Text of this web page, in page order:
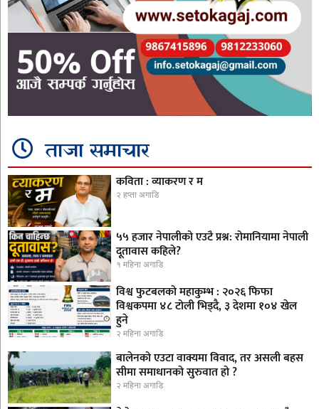
ताजा समाचार
कविता : व्याकरण र म
२ हप्ता अगाडि
५५ हजार नेपालीको एउटै प्रश्न: रोमानियामा नेपाली
दूतावास कहिले?
१ महिना अगाडि
विश्व फुटबलको महाकुम्भ : २०२६ फिफा
विश्वकपमा ४८ टोली भिड्दै, ३ देशमा १०४ खेल
हुने
२ महिना अगाडि
बालेनको एउटा वाक्यमा विवाद, तर असली बहस
सीमा समाधानको सुरुवात हो ?
२ महिना अगाडि